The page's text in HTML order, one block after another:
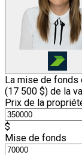
La mise de fonds
(17 500 $) de la
Prix de la
$
Mise de fonds